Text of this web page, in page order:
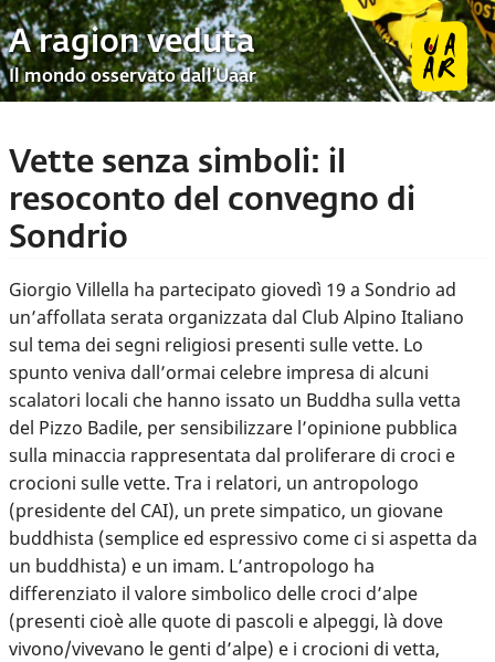
A ragion veduta
Il mondo osservato dall’Uaar
Vette senza simboli: il
resoconto del convegno di
Sondrio
Giorgio Villella ha partecipato giovedì 19 a Sondrio ad
un’affollata serata organizzata dal Club Alpino Italiano
sul tema dei segni religiosi presenti sulle vette. Lo
spunto veniva dall’ormai celebre impresa di alcuni
scalatori locali che hanno issato un Buddha sulla vetta
del Pizzo Badile, per sensibilizzare l’opinione pubblica
sulla minaccia rappresentata dal proliferare di croci e
crocioni sulle vette. Tra i relatori, un antropologo
(presidente del CAI), un prete simpatico, un giovane
buddhista (semplice ed espressivo come ci si aspetta da
un buddhista) e un imam. L’antropologo ha
differenziato il valore simbolico delle croci d’alpe
(presenti cioè alle quote di pascoli e alpeggi, là dove
vivono/vivevano le genti d’alpe) e i crocioni di vetta,